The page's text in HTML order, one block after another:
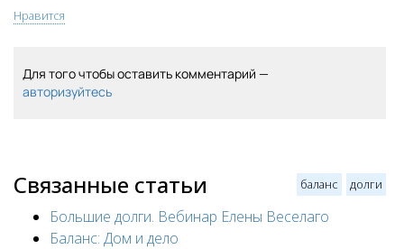
Нравится
Для того чтобы оставить комментарий —
авторизуйтесь
баланс долги
Связанные статьи
Большие долги. Вебинар Елены Веселаго
Баланс: Дом и дело